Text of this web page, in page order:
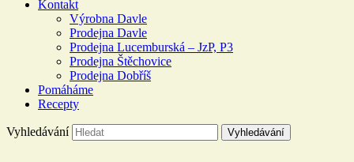
Kontakt
Výrobna Davle
Prodejna Davle
Prodejna Lucemburská – JzP, P3
Prodejna Štěchovice
Prodejna Dobříš
Pomáháme
Recepty
Vyhledávání